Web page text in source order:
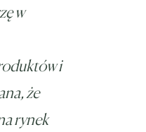
w
i
że
rynek